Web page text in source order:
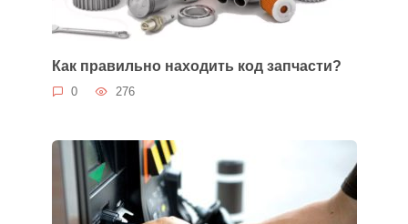
Как правильно находить код запчасти?
0 276